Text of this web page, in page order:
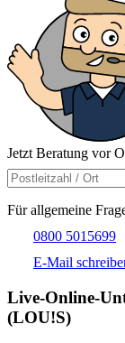
Jetzt Beratung vor
Für allgemeine
0800 5015699
E-Mail
Live-​Online-
(LOU!S)